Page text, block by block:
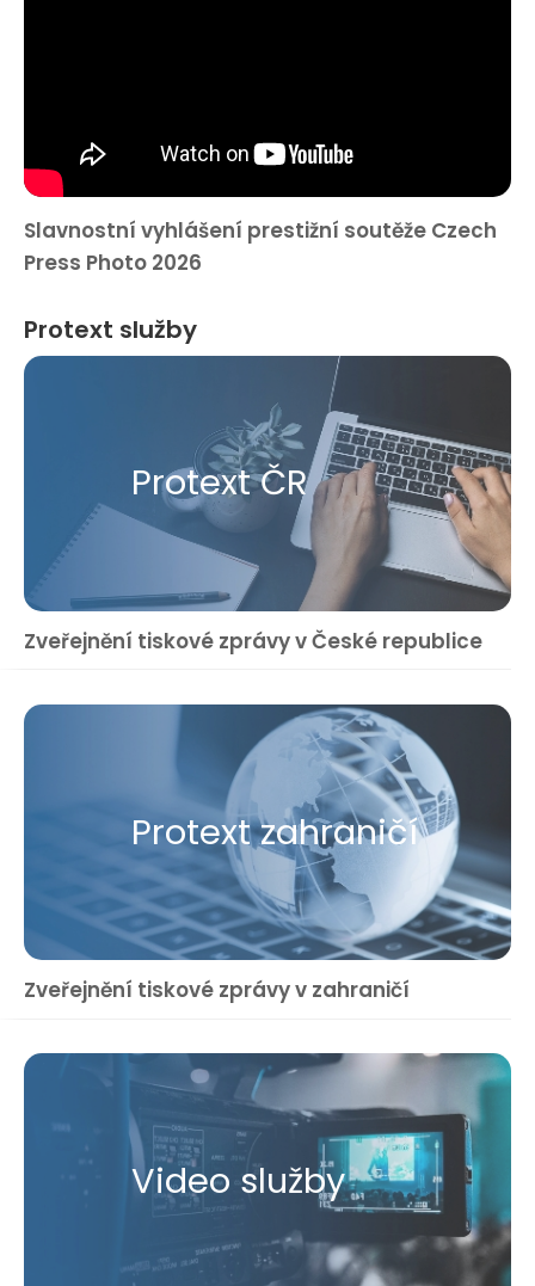
Slavnostní vyhlášení prestižní soutěže Czech
Press Photo 2026
Protext služby
Protext ČR
Zveřejnění tiskové zprávy v České republice
Protext zahraničí
Zveřejnění tiskové zprávy v zahraničí
Video služby